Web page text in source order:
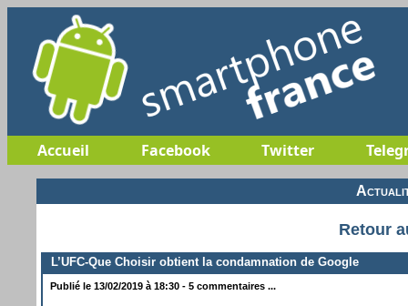
Accueil Facebook Twitter
Retour
L’UFC-Que Choisir obtient la condamnation de Google
Publié le 13/02/2019 à 18:30 - 5 commentaires ...